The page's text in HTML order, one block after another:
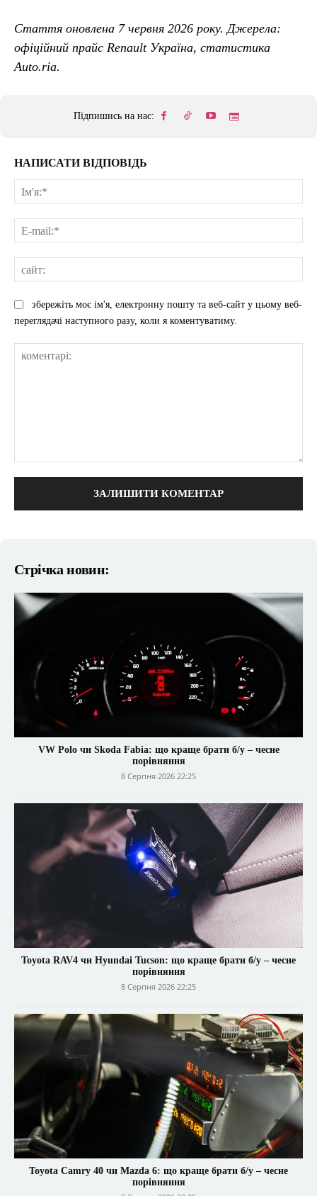
Стаття оновлена 7 червня 2026 року. Джерела:
офіційний прайс Renault Україна, статистика
Auto.ria.
Підпишись на нас:
НАПИСАТИ ВІДПОВІДЬ
збережіть моє ім'я, електронну пошту та веб-сайт у цьому веб-
переглядачі наступного разу, коли я коментуватиму.
Стрічка новин:
VW Polo чи Skoda Fabia: що краще брати б/у – чесне
порівняння
8 Серпня 2026 22:25
Toyota RAV4 чи Hyundai Tucson: що краще брати б/у – чесне
порівняння
8 Серпня 2026 22:25
Toyota Camry 40 чи Mazda 6: що краще брати б/у – чесне
порівняння